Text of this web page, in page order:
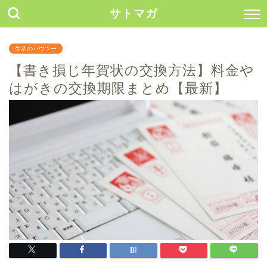
サトマガ
生活のハウツー
【書き損じ年賀状の交換方法】料金や
はがきの交換期限まとめ【最新】